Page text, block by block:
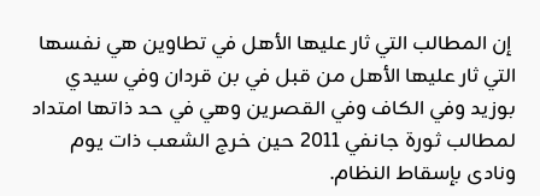
إن المطالب التي ثار عليها الأهل في تطاوين هي نفسها
التي ثار عليها الأهل من قبل في بن قردان وفي سيدي
بوزيد وفي الكاف وفي القصرين وهي في حد ذاتها امتداد
لمطالب ثورة جانفي 2011 حين خرج الشعب ذات يوم
ونادى بإسقاط النظام.